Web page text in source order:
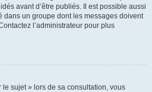
avant d’être publiés. Il est possible aussi
dans un groupe dont les messages doivent
l’administrateur pour plus
sujet » lors de sa consultation, vous